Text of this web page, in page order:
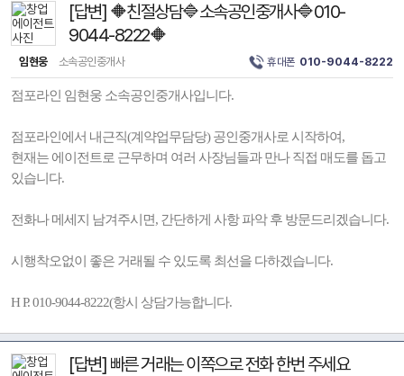
[답변] 🔶친절상담🔷소속공인중개사🔷010-
9044-8222🔶
임현웅 소속공인중개사 휴대폰 010-9044-8222
점포라인 임현웅 소속공인중개사입니다.
점포라인에서 내근직(계약업무담당) 공인중개사로 시작하여,
현재는 에이전트로 근무하며 여러 사장님들과 만나 직접 매도를 돕고
있습니다.
전화나 메세지 남겨주시면, 간단하게 사항 파악 후 방문드리겠습니다.
시행착오없이 좋은 거래될 수 있도록 최선을 다하겠습니다.
H P. 010-9044-8222(항시 상담가능합니다.
[답변] 빠른 거래는 이쪽으로 전화 한번 주세요